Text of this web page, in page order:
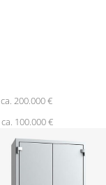
ca. 200.000 €
ca. 100.000 €